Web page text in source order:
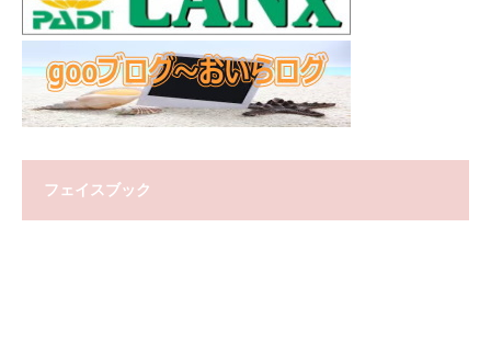
フェイスブック